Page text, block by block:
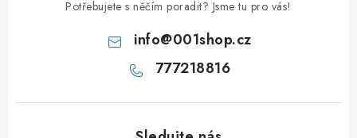
Potřebujete s něčím poradit? Jsme tu pro vás!
info@001shop.cz
777218816